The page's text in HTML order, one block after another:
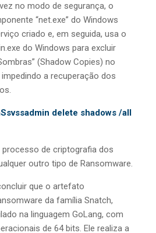
no modo de segurança, o
“net.exe” do Windows
criado e, em seguida, usa o
do Windows para excluir
(Shadow Copies) no
a recuperação dos
delete shadows /all
de criptografia dos
outro tipo de Ransomware.
que o artefato
da família Snatch,
na linguagem GoLang, com
de 64 bits. Ele realiza a